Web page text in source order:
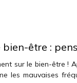
être :
sur le bien-être !
les mauvaises